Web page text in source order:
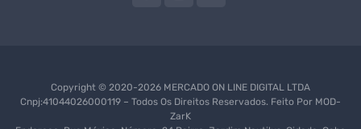
Copyright © 2020-2026 MERCADO ON LINE DIGITAL LTDA
Cnpj:41044026000119 – Todos Os Direitos Reservados. Feito Por MOD-
ZarK